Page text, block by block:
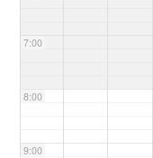
7:00
8:00
9:00